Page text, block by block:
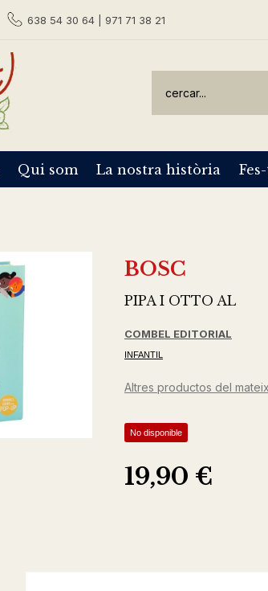
638 54 30 64 | 971 71 38 21
Qui som La nostra història
BOSC
PIPA I OTTO AL
COMBEL EDITORIAL
INFANTIL
Altres productos del
No disponible
19,90 €